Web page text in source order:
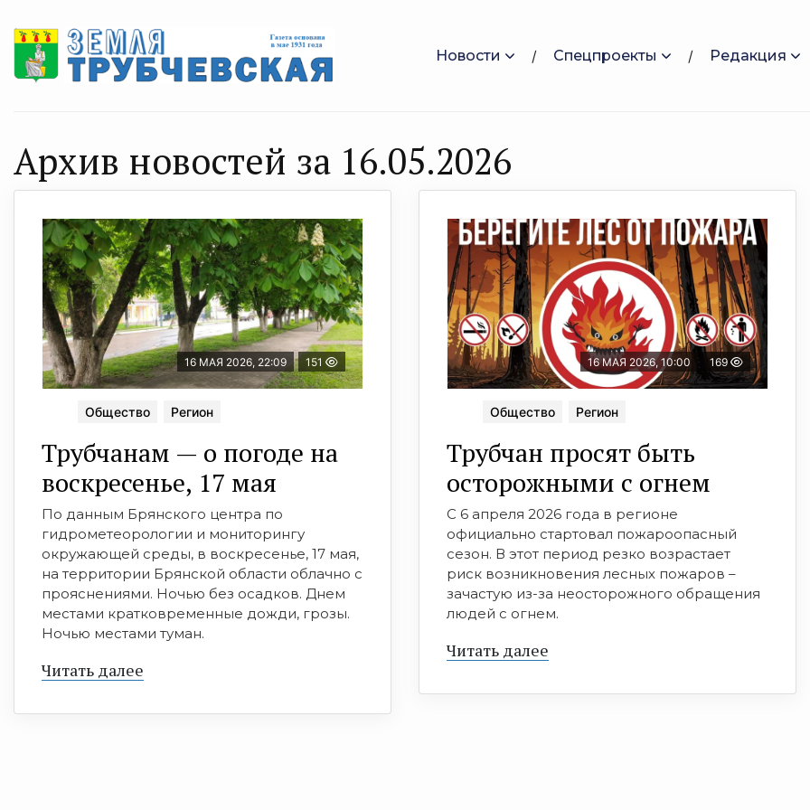
Новости Спецпроекты Редакция
Архив новостей за 16.05.2026
16 МАЯ 2026, 22:09 151
Общество Регион
Трубчанам — о погоде на
воскресенье, 17 мая
По данным Брянского центра по
гидрометеорологии и мониторингу
окружающей среды, в воскресенье, 17 мая,
на территории Брянской области облачно с
прояснениями. Ночью без осадков. Днем
местами кратковременные дожди, грозы.
Ночью местами туман.
Читать далее
16 МАЯ 2026, 10:00 169
Общество Регион
Трубчан просят быть
осторожными с огнем
С 6 апреля 2026 года в регионе
официально стартовал пожароопасный
сезон. В этот период резко возрастает
риск возникновения лесных пожаров –
зачастую из-за неосторожного обращения
людей с огнем.
Читать далее